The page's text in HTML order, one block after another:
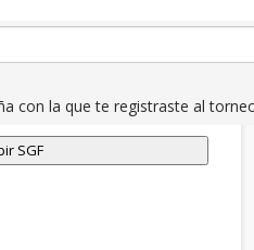
con la que te registraste al